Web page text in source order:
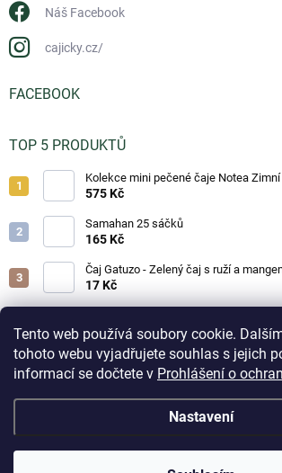
Tento web používá soubory cookie.
tohoto webu vyjadřujete souhlas s jejich
informací se dočtete v Prohlášení o
Nastavení
do 3 pracovních dnů. Doručení do odběrných
kapacity boxů. Při zaplnění odběrného
přepravcem zásilka přesměrována na
Náš Facebook
cajicky.cz/
FACEBOOK
TOP 5 PRODUKTŮ
Kolekce mini pečené čaje Notea
575 Kč
Samahan 25 sáčků
165 Kč
Čaj Gatuzo - Zelený čaj s ruží a
17 Kč
17 Kč
Horká čokoláda - Classic 25g
19 Kč
Copyright 2026Čajíčky.cz - lahodné čaje a horké
Upravit nastavení